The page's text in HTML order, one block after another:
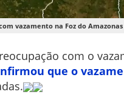
vazamento na Foz do
com o
que o